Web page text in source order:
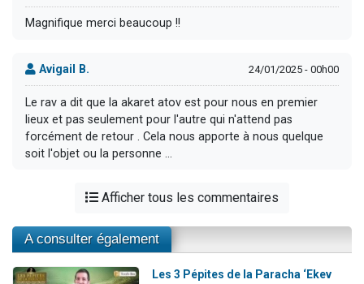
Magnifique merci beaucoup !!
Avigail B. 24/01/2025 - 00h00
Le rav a dit que la akaret atov est pour nous en premier
lieux et pas seulement pour l'autre qui n'attend pas
forcément de retour . Cela nous apporte à nous quelque
soit l'objet ou la personne ...
Afficher tous les commentaires
A consulter également
Les 3 Pépites de la Paracha ‘Ekev